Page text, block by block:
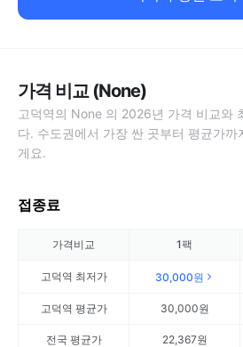
가격 비교 (None)
고덕역의 None 의 2026년 가격 비교와
다. 수도권에서 가장 싼 곳부터 평균가까
게요.
접종료
가격비교 1팩
고덕역 최저가 30,000원
고덕역 평균가 30,000원
전국 평균가 22,367원